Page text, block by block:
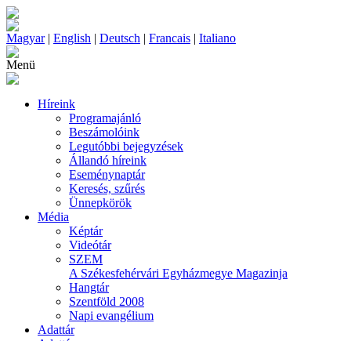
Magyar| English | Deutsch | Francais | Italiano
Menü
Híreink
Programajánló
Beszámolóink
Legutóbbi bejegyzések
Állandó híreink
Eseménynaptár
Keresés, szűrés
Ünnepkörök
Média
Képtár
Videótár
SZEM
A Székesfehérvári Egyházmegye Magazinja
Hangtár
Szentföld 2008
Napi evangélium
Adattár